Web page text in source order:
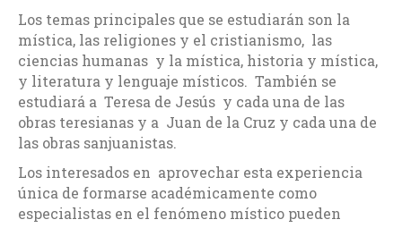
Los temas principales que se estudiarán son la
mística, las religiones y el cristianismo, las
ciencias humanas y la mística, historia y mística,
y literatura y lenguaje místicos. También se
estudiará a Teresa de Jesús y cada una de las
obras teresianas y a Juan de la Cruz y cada una de
las obras sanjuanistas.
Los interesados en aprovechar esta experiencia
única de formarse académicamente como
especialistas en el fenómeno místico pueden